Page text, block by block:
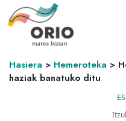
Hasiera > Hemeroteka >
haziak banatuko ditu
ES